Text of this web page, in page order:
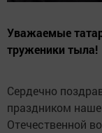
Уважаемые
труженики тыла!
Сердечно
праздником
Отечественной